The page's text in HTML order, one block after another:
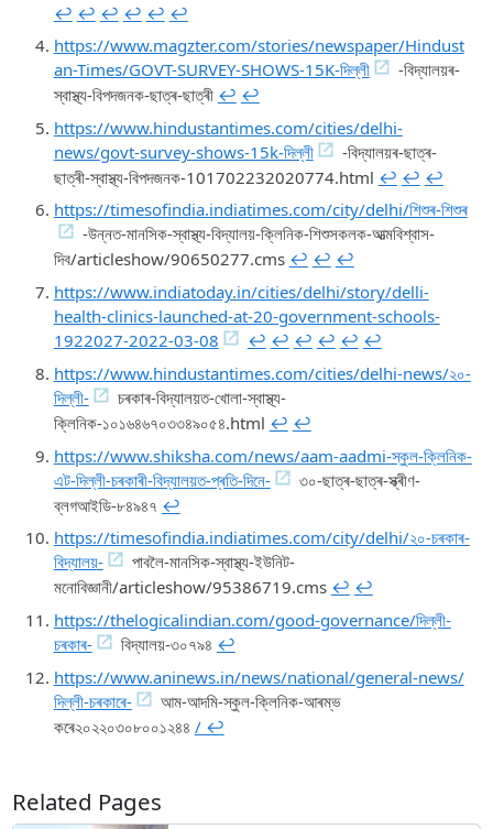
↩︎ ↩︎ ↩︎ ↩︎ ↩︎ ↩︎
https://www.magzter.com/stories/newspaper/Hindust
an-Times/GOVT-SURVEY-SHOWS-15K-দিল্লী
-বিদ্যালয়ৰ-
স্বাস্থ্য-বিপদজনক-ছাত্ৰ-ছাত্ৰী ↩︎ ↩︎
https://www.hindustantimes.com/cities/delhi-
news/govt-survey-shows-15k-দিল্লী
-বিদ্যালয়ৰ-ছাত্ৰ-
ছাত্ৰী-স্বাস্থ্য-বিপদজনক-101702232020774.html ↩︎ ↩︎ ↩︎
https://timesofindia.indiatimes.com/city/delhi/শিশুৰ-শিশুৰ
-উন্নত-মানসিক-স্বাস্থ্য-বিদ্যালয়-ক্লিনিক-শিশুসকলক-আত্মবিশ্বাস-
দিব/articleshow/90650277.cms ↩︎ ↩︎ ↩︎
https://www.indiatoday.in/cities/delhi/story/delli-
health-clinics-launched-at-20-government-schools-
1922027-2022-03-08
↩︎ ↩︎ ↩︎ ↩︎ ↩︎ ↩︎
https://www.hindustantimes.com/cities/delhi-news/২০-
দিল্লী-
চৰকাৰ-বিদ্যালয়ত-খোলা-স্বাস্থ্য-
ক্লিনিক-১০১৬৪৬৭০৩৩৪৯০৫৪.html ↩︎ ↩︎
https://www.shiksha.com/news/aam-aadmi-স্কুল-ক্লিনিক-
এট-দিল্লী-চৰকাৰী-বিদ্যালয়ত-প্ৰতি-দিনে-
৩০-ছাত্ৰ-ছাত্ৰ-স্ক্ৰীণ-
ব্লগআইডি-৮৪৯৪৭ ↩︎
https://timesofindia.indiatimes.com/city/delhi/২০-চৰকাৰ-
বিদ্যালয়-
পাবলৈ-মানসিক-স্বাস্থ্য-ইউনিট-
মনোবিজ্ঞানী/articleshow/95386719.cms ↩︎ ↩︎
https://thelogicalindian.com/good-governance/দিল্লী-
চৰকাৰ-
বিদ্যালয়-৩০৭৯৪ ↩︎
https://www.aninews.in/news/national/general-news/
দিল্লী-চৰকাৰে-
আম-আদমি-স্কুল-ক্লিনিক-আৰম্ভ
কৰে২০২২০৩০৮০০১২৪৪ / ↩︎
Related Pages